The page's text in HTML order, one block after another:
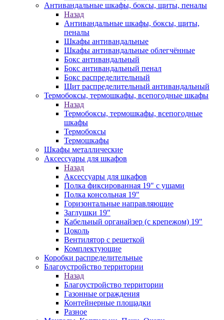
Антивандальные шкафы, боксы, щиты, пеналы
Назад
Антивандальные шкафы, боксы, щиты,
пеналы
Шкафы антивандальные
Шкафы антивандальные облегчённые
Бокс антивандальный
Бокс антивандальный пенал
Бокс распределительный
Щит распределительный антивандальный
Термобоксы, термошкафы, всепогодные шкафы
Назад
Термобоксы, термошкафы, всепогодные
шкафы
Термобоксы
Термошкафы
Шкафы металлические
Аксессуары для шкафов
Назад
Аксессуары для шкафов
Полка фиксированная 19" с ушами
Полка консольная 19"
Горизонтальные направляющие
Заглушки 19"
Кабельный органайзер (с крепежом) 19"
Цоколь
Вентилятор с решеткой
Комплектующие
Коробки распределительные
Благоустройство территории
Назад
Благоустройство территории
Газонные ограждения
Контейнерные площадки
Разное